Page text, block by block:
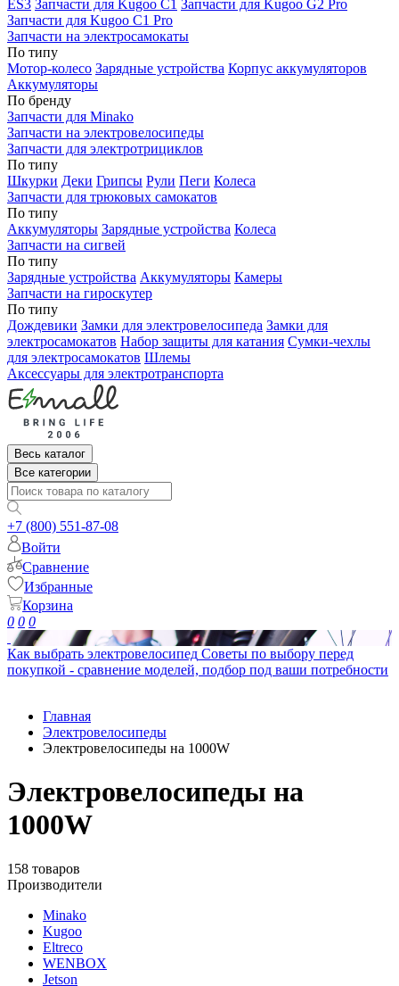
ES3 Запчасти для Kugoo C1 Запчасти для Kugoo G2 Pro
Запчасти для Kugoo C1 Pro
Запчасти на электросамокаты
По типу
Мотор-колесо Зарядные устройства Корпус аккумуляторов
Аккумуляторы
По бренду
Запчасти для Minako
Запчасти на электровелосипеды
Запчасти для электротрициклов
По типу
Шкурки Деки Грипсы Рули Пеги Колеса
Запчасти для трюковых самокатов
По типу
Аккумуляторы Зарядные устройства Колеса
Запчасти на сигвей
По типу
Зарядные устройства Аккумуляторы Камеры
Запчасти на гироскутер
По типу
Дождевики Замки для электровелосипеда Замки для
электросамокатов Набор защиты для катания Сумки-чехлы
для электросамокатов Шлемы
Аксессуары для электротранспорта
Весь каталог
Все категории
+7 (800) 551-87-08
Войти
Сравнение
Избранные
Корзина
0 0 0
Как выбрать электровелосипед Советы по выбору перед
покупкой - сравнение моделей, подбор под ваши потребности
Главная
Электровелосипеды
Электровелосипеды на 1000W
Электровелосипеды на
1000W
158 товаров
Производители
Minako
Kugoo
Eltreco
WENBOX
Jetson